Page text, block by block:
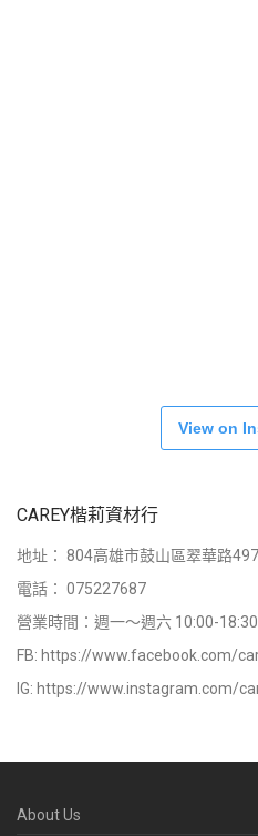
View on
CAREY楷莉資材行
地址： 804高雄市鼓山區翠華路
電話： 075227687
營業時間：週一～週六 10:00-18:30
FB: https://www.facebook.com/
IG: https://www.instagram.com/
About Us